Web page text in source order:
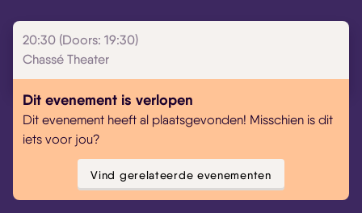
20:30 (Doors: 19:30)
Chassé Theater
Dit evenement is verlopen
Dit evenement heeft al plaatsgevonden! Misschien is dit
iets voor jou?
Vind gerelateerde evenementen